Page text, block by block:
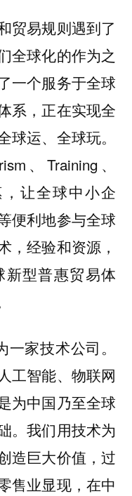
贸易规则遇到了
全球化的作为之
一个服务于全球
系，正在实现全
运、全球玩。
、Training、
，让全球中小企
便利地参与全球
，经验和资源，
型普惠贸易体
家技术公司。
工智能、物联网
为中国乃至全球
。我们用技术为
造巨大价值，过
售业显现，在中